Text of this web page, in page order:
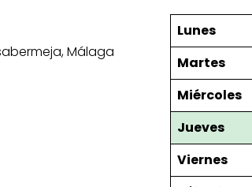
Málaga
Lunes
Martes
Miércoles
Jueves
Viernes